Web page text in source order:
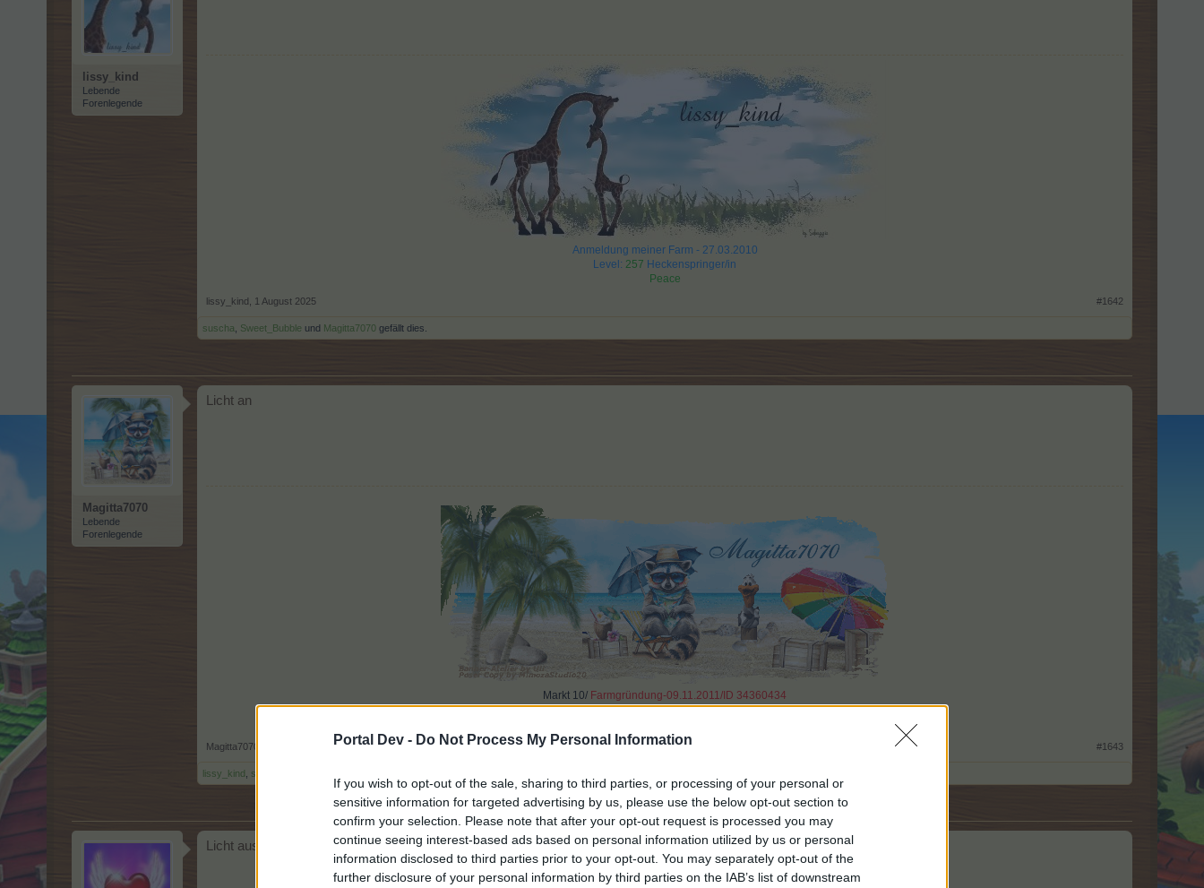
Portal Dev - Do Not Process My Personal Information
If you wish to opt-out of the sale, sharing to third parties, or processing of your personal or
sensitive information for targeted advertising by us, please use the below opt-out section to
confirm your selection. Please note that after your opt-out request is processed you may
continue seeing interest-based ads based on personal information utilized by us or personal
information disclosed to third parties prior to your opt-out. You may separately opt-out of the
further disclosure of your personal information by third parties on the IAB’s list of downstream
lissy_kind
Lebende
Forenlegende
Anmeldung meiner Farm - 27.03.2010
Level: 257 Heckenspringer/in
Peace
lissy_kind 1 August 2025 #1642
suscha Sweet_Bubble und Magitta7070 gefällt dies.
Magitta7070
Lebende
Forenlegende
Licht an
Markt 10/ Farmgründung-09.11.2011/ID 34360434
Suche keine Nachbarn -LV 200 am 17.07.2018
Magitta7070 #1643
lissy_kind suscha
Licht aus